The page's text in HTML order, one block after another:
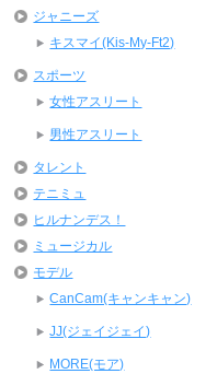
ジャニーズ
キスマイ(Kis-My-Ft2)
スポーツ
女性アスリート
男性アスリート
タレント
テニミュ
ヒルナンデス！
ミュージカル
モデル
CanCam(キャンキャン)
JJ(ジェイジェイ)
MORE(モア)